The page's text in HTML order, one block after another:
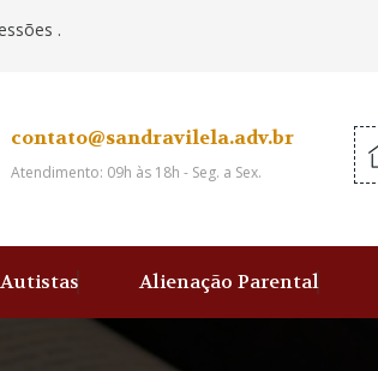
.
contato@sandravilela.adv.br
Atendimento: 09h às 18h - Seg. a Sex.
Alienação Parental